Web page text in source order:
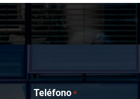
Teléfono *